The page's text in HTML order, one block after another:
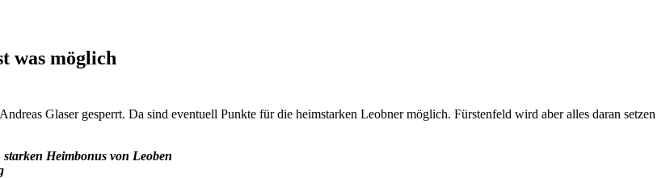
was möglich
Glaser gesperrt. Da sind eventuell Punkte für die heimstarken Leobner möglich. Fürstenfeld wird aber alles daran setzen
Heimbonus von Leoben